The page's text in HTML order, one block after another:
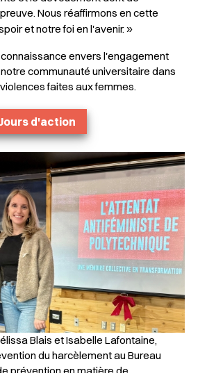
Nous réaffirmons en cette
et notre foi en l'avenir.»
envers l'engagement
communauté universitaire dans
faites aux femmes.
d'action
Blais et Isabelle Lafontaine,
du harcèlement au Bureau